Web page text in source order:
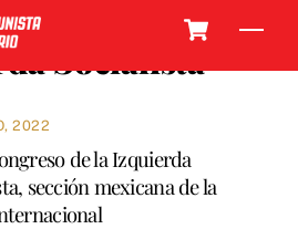
Socialista
2022
de la Izquierda
sección mexicana de la